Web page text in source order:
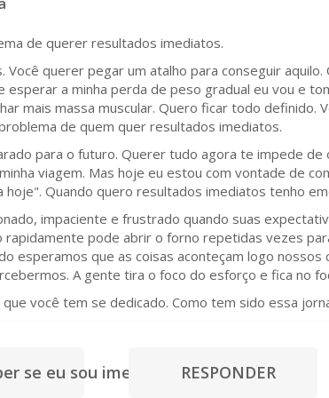
de querer resultados imediatos.
Você querer pegar um atalho para conseguir
esperar a minha perda de peso gradual eu vou e
mais massa muscular. Quero ficar todo definido.
de quem quer resultados imediatos.
para o futuro. Querer tudo agora te impede de
viagem. Mas hoje eu estou com vontade de
hoje". Quando quero resultados imediatos tenho
impaciente e frustrado quando suas
pode abrir o forno repetidas vezes
esperamos que as coisas aconteçam logo
A gente tira o foco do esforço e fica no
você tem se dedicado. Como tem sido essa
se eu sou imediatistaRESPONDER